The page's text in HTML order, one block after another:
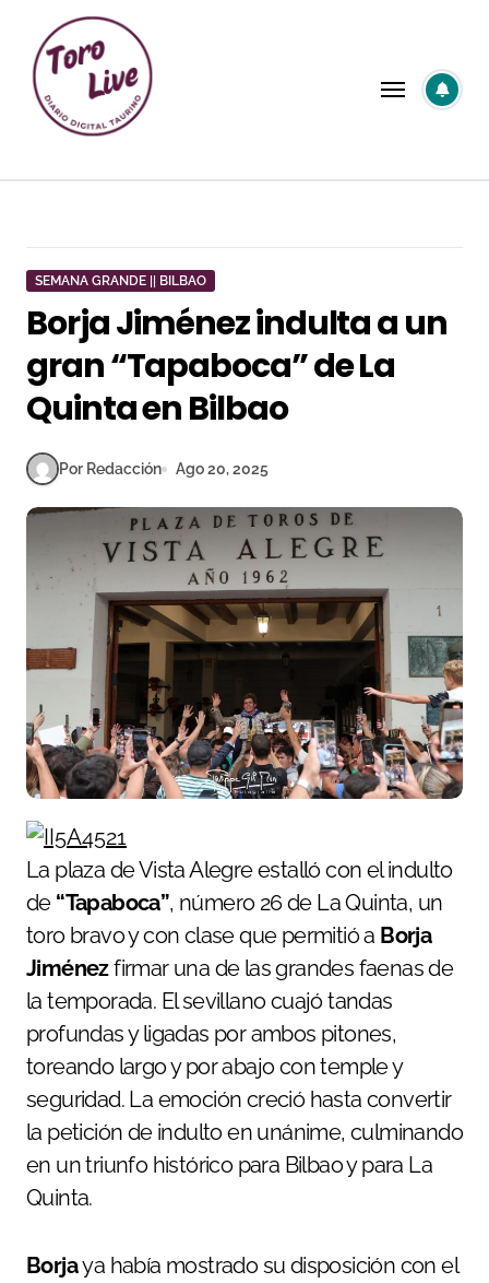
contenido
SEMANA GRANDE || BILBAO
Borja Jiménez indulta a un
gran “Tapaboca” de La
Quinta en Bilbao
Por Redacción Ago 20, 2025
La plaza de Vista Alegre estalló con el indulto
de “Tapaboca”, número 26 de La Quinta, un
toro bravo y con clase que permitió a Borja
Jiménezfirmar una de las grandes faenas de
la temporada. El sevillano cuajó tandas
profundas y ligadas por ambos pitones,
toreando largo y por abajo con temple y
seguridad. La emoción creció hasta convertir
la petición de indulto en unánime, culminando
en un triunfo histórico para Bilbao y para La
Quinta.
Borjaya había mostrado su disposición con el